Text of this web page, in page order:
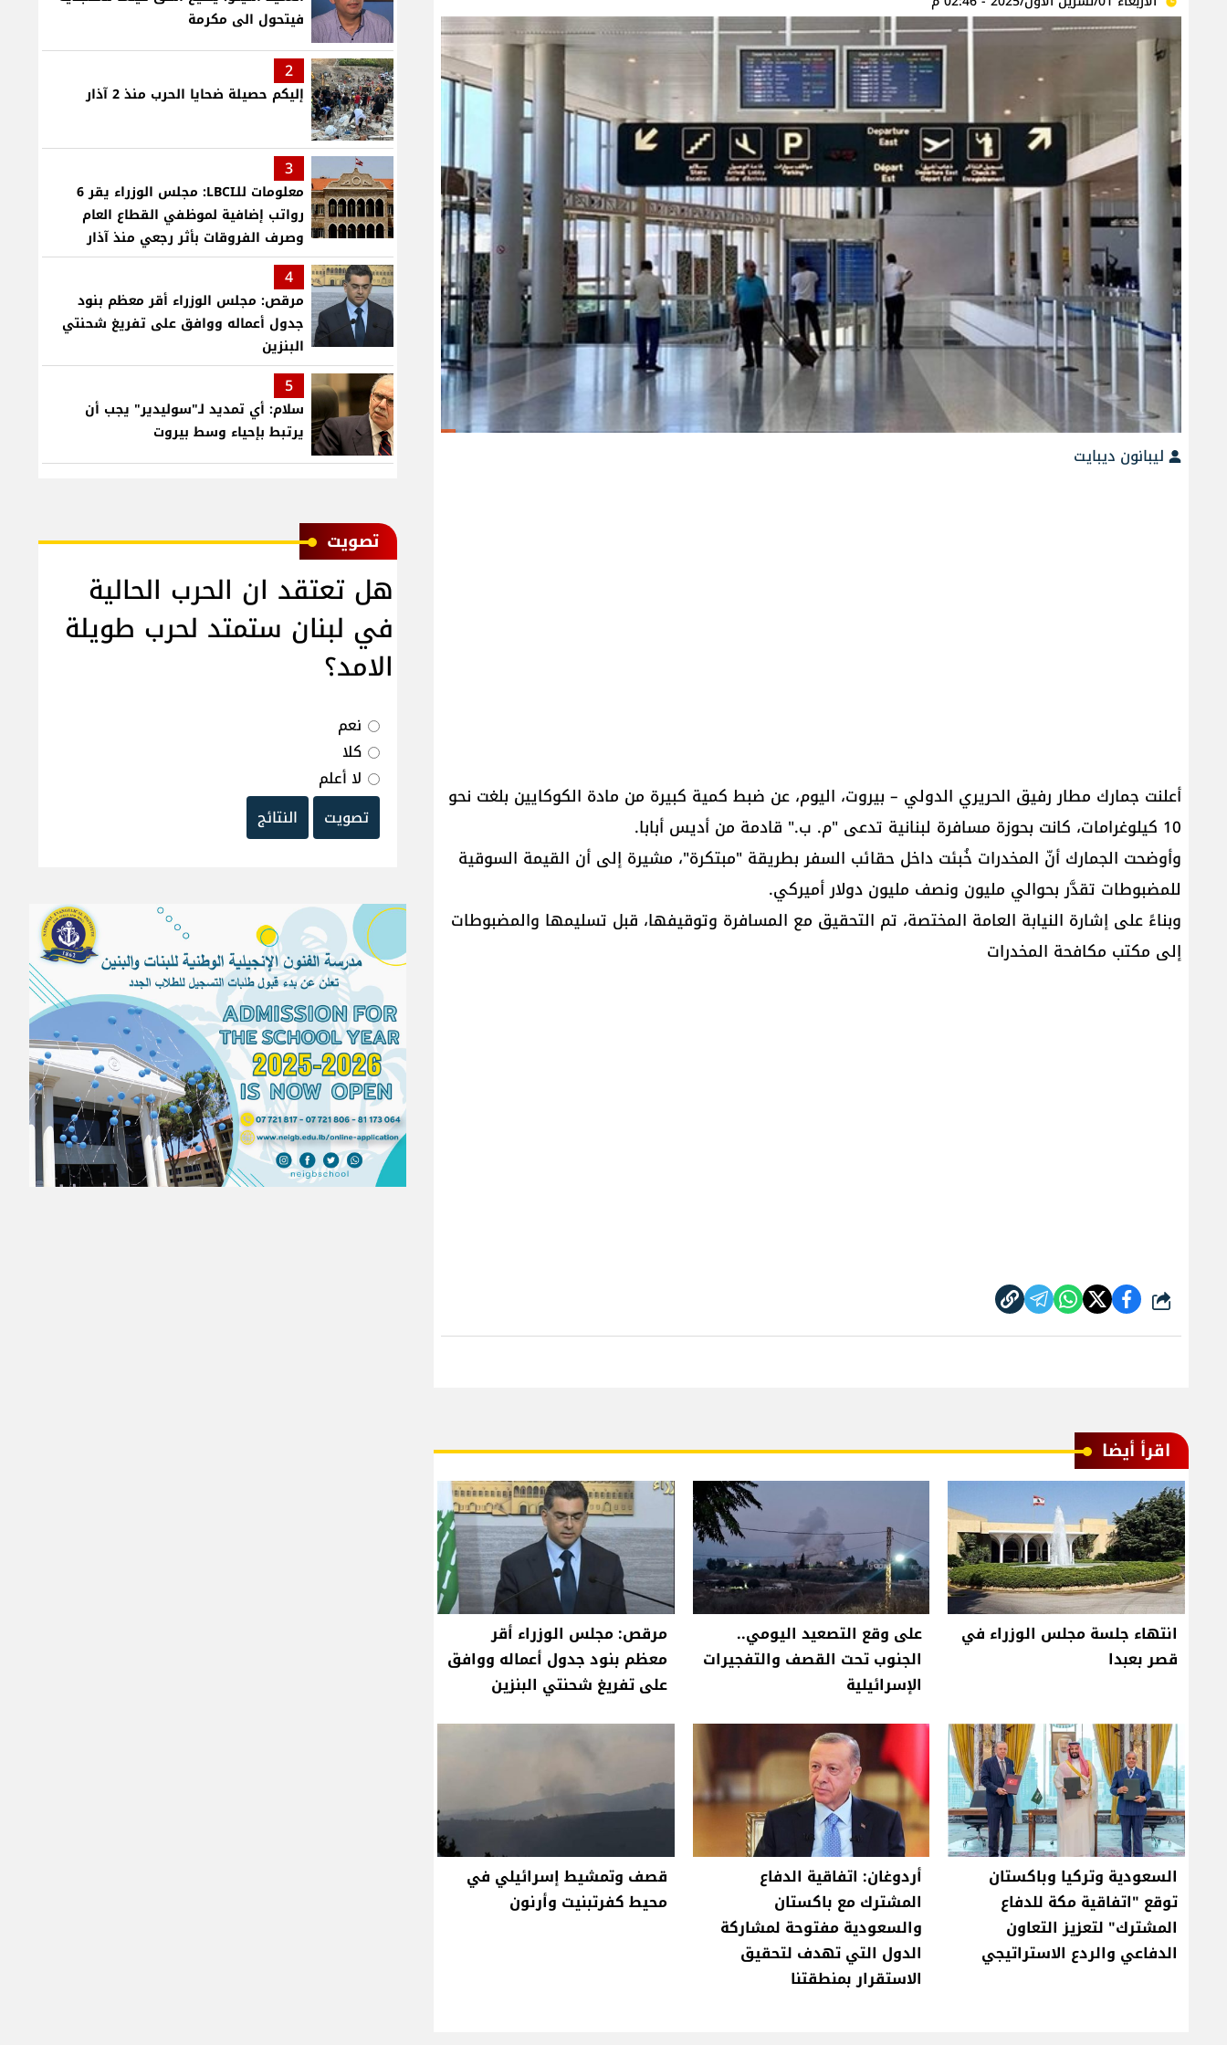
ليبانون ديبايت
أعلنت جمارك مطار رفيق الحريري الدولي – بيروت، اليوم، عن ضبط كمية كبيرة من مادة الكوكايين بلغت نحو
10 كيلوغرامات، كانت بحوزة مسافرة لبنانية تدعى "م. ب." قادمة من أديس أبابا.
وأوضحت الجمارك أنّ المخدرات خُبئت داخل حقائب السفر بطريقة "مبتكرة"، مشيرة إلى أن القيمة السوقية
للمضبوطات تقدَّر بحوالي مليون ونصف مليون دولار أميركي.
وبناءً على إشارة النيابة العامة المختصة، تم التحقيق مع المسافرة وتوقيفها، قبل تسليمها والمضبوطات
إلى مكتب مكافحة المخدرات
شارك
اقرأ أيضا
انتهاء جلسة مجلس الوزراء في
قصر بعبدا
على وقع التصعيد اليومي..
الجنوب تحت القصف والتفجيرات
الإسرائيلية
مرقص: مجلس الوزراء أقر
معظم بنود جدول أعماله ووافق
على تفريغ شحنتي البنزين
السعودية وتركيا وباكستان
توقع "اتفاقية مكة للدفاع
المشترك" لتعزيز التعاون
الدفاعي والردع الاستراتيجي
أردوغان: اتفاقية الدفاع
المشترك مع باكستان
والسعودية مفتوحة لمشاركة
الدول التي تهدف لتحقيق
الاستقرار بمنطقتنا
قصف وتمشيط إسرائيلي في
محيط كفرتبنيت وأرنون
فيتحول الى مكرمة
2
إليكم حصيلة ضحايا الحرب منذ 2 آذار
3
معلومات للـLBCI: مجلس الوزراء يقر 6
رواتب إضافية لموظفي القطاع العام
وصرف الفروقات بأثر رجعي منذ آذار
4
مرقص: مجلس الوزراء أقر معظم بنود
جدول أعماله ووافق على تفريغ شحنتي
البنزين
5
سلام: أي تمديد لـ"سوليدير" يجب أن
يرتبط بإحياء وسط بيروت
ﺗﺼﻮﻳﺖ
هل تعتقد ان الحرب الحالية
في لبنان ستمتد لحرب طويلة
الامد؟
نعم
كلا
لا أعلم
تصويت
النتائج